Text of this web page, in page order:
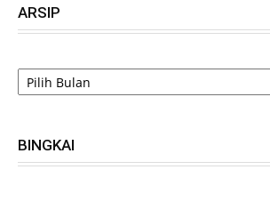
ARSIP
ARSIP
BINGKAI